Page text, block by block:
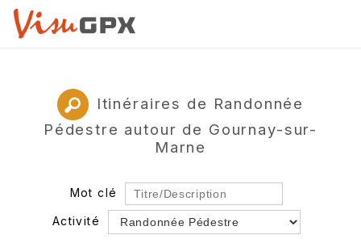
Itinéraires de Randonnée
Pédestre autour de Gournay-sur-
Marne
Mot clé
Activité